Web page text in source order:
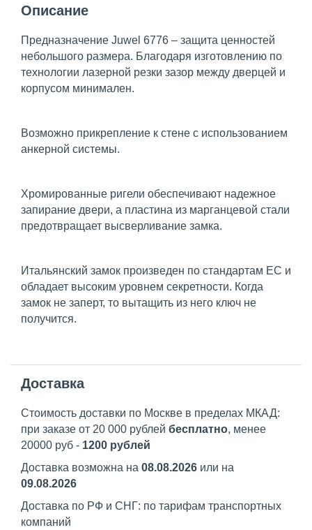
Описание
Предназначение Juwel 6776 – защита ценностей
небольшого размера. Благодаря изготовлению по
технологии лазерной резки зазор между дверцей и
корпусом минимален.
Возможно прикрепление к стене с использованием
анкерной системы.
Хромированные ригели обеспечивают надежное
запирание двери, а пластина из марганцевой стали
предотвращает высверливание замка.
Итальянский замок произведен по стандартам ЕС и
обладает высоким уровнем секретности. Когда
замок не заперт, то вытащить из него ключ не
получится.
Доставка
Стоимость доставки по Москве в пределах МКАД:
при заказе от 20 000 рублей бесплатно, менее
20000 руб - 1200 рублей
Доставка возможна на 08.08.2026 или на
09.08.2026
Доставка по РФ и СНГ: по тарифам транспортных
компаний